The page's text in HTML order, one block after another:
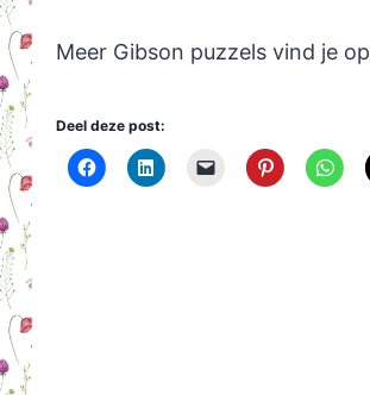
Meer Gibson puzzels vind je op
Deel deze post: